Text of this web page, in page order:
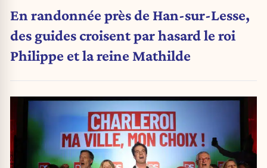
En randonnée près de Han-sur-Lesse,
des guides croisent par hasard le roi
Philippe et la reine Mathilde